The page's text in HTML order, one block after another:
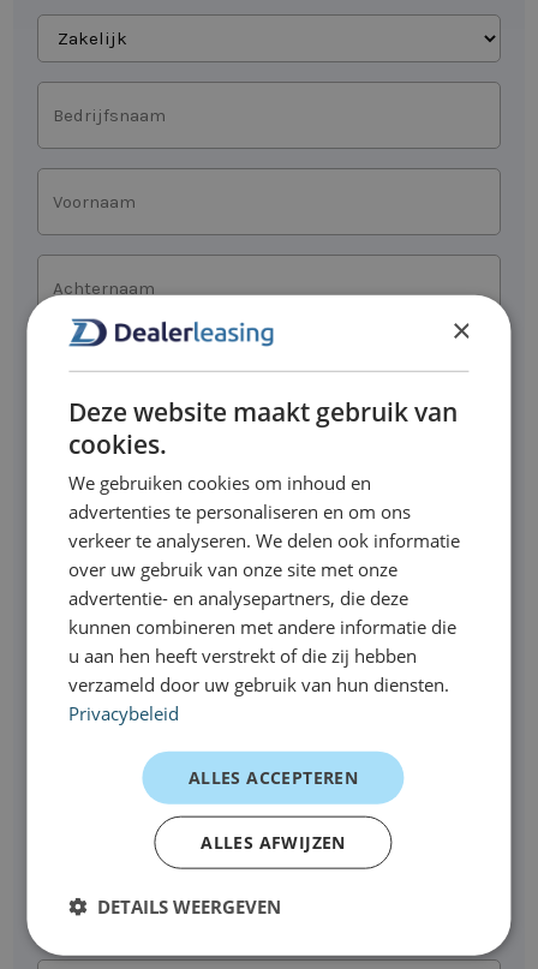
Aanvragen
als
*
Telefoonnummer
Looptijd
Kilometrage
Extra opties
KM-registratie
Brandstofpas
Binnen 24 uur
Leveren op locatie
×
Deze website maakt gebruik van
cookies.
We gebruiken cookies om inhoud en
advertenties te personaliseren en om ons
verkeer te analyseren. We delen ook informatie
over uw gebruik van onze site met onze
advertentie- en analysepartners, die deze
kunnen combineren met andere informatie die
u aan hen heeft verstrekt of die zij hebben
verzameld door uw gebruik van hun diensten.
Privacybeleid
ALLES ACCEPTEREN
ALLES AFWIJZEN
DETAILS WEERGEVEN